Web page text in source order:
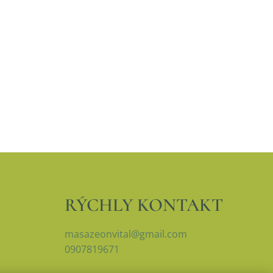
RÝCHLY KONTAKT
masazeonvital@gmail.com
0907819671